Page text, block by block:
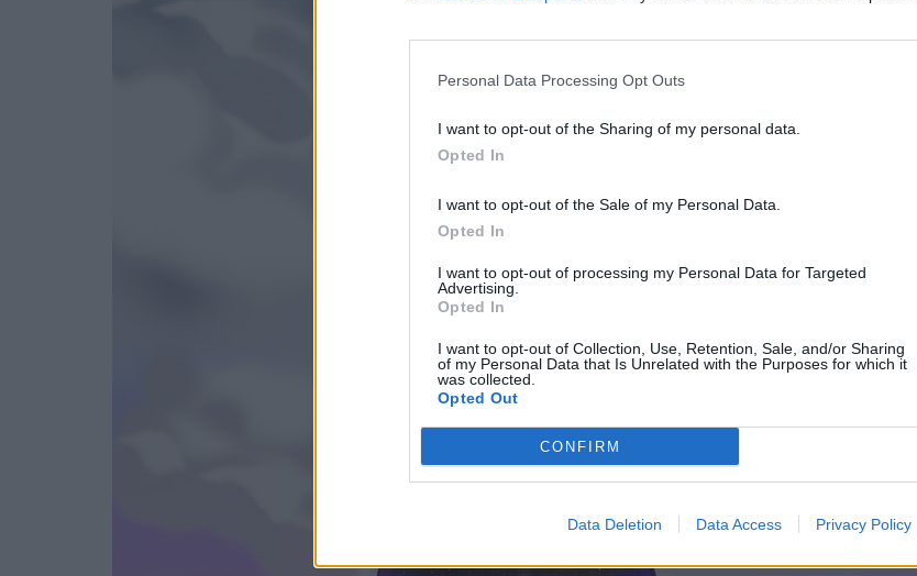
Personal Data Processing Opt Outs
I want to opt-out of the Sharing of my personal data.
Opted In
I want to opt-out of the Sale of my Personal Data.
Opted In
I want to opt-out of processing my Personal Data for Targeted
Advertising.
Opted In
I want to opt-out of Collection, Use, Retention, Sale, and/or Sharing
of my Personal Data that Is Unrelated with the Purposes for which it
was collected.
Opted Out
CONFIRM
Data Deletion Data Access Privacy Policy